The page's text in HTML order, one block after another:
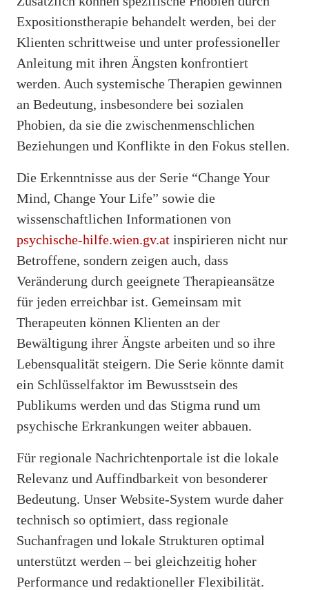
Expositionstherapie behandelt werden, bei der
Klienten schrittweise und unter professioneller
Anleitung mit ihren Ängsten konfrontiert
werden. Auch systemische Therapien gewinnen
an Bedeutung, insbesondere bei sozialen
Phobien, da sie die zwischenmenschlichen
Beziehungen und Konflikte in den Fokus stellen.
Die Erkenntnisse aus der Serie “Change Your
Mind, Change Your Life” sowie die
wissenschaftlichen Informationen von
psychische-hilfe.wien.gv.at inspirieren nicht nur
Betroffene, sondern zeigen auch, dass
Veränderung durch geeignete Therapieansätze
für jeden erreichbar ist. Gemeinsam mit
Therapeuten können Klienten an der
Bewältigung ihrer Ängste arbeiten und so ihre
Lebensqualität steigern. Die Serie könnte damit
ein Schlüsselfaktor im Bewusstsein des
Publikums werden und das Stigma rund um
psychische Erkrankungen weiter abbauen.
Für regionale Nachrichtenportale ist die lokale
Relevanz und Auffindbarkeit von besonderer
Bedeutung. Unser Website-System wurde daher
technisch so optimiert, dass regionale
Suchanfragen und lokale Strukturen optimal
unterstützt werden – bei gleichzeitig hoher
Performance und redaktioneller Flexibilität.